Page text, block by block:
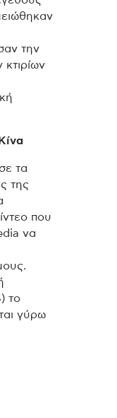
την
τα
της
που
να
το
γύρω